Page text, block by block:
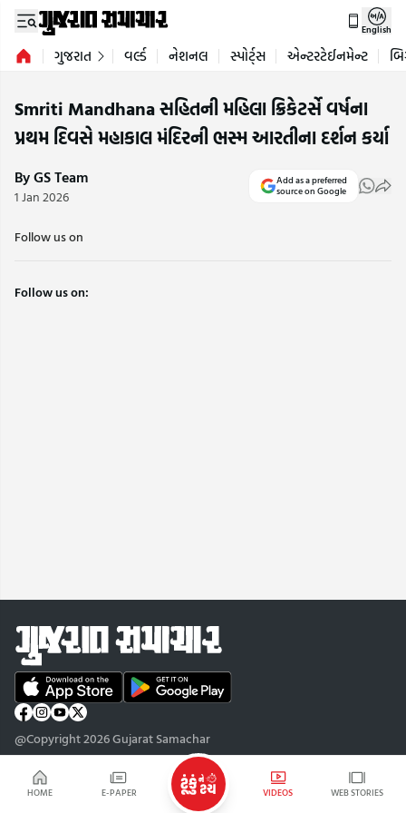
HOME E-PAPER VIDEOS WEB STORIES
English
ગુજરાત વર્લ્ડ નેશનલ સ્પોર્ટ્સ એન્ટરટેઈનમેન્ટ
Smriti Mandhana સહિતની મહિલા ક્રિકેટર્સે વર્ષના
પ્રથમ દિવસે મહાકાલ મંદિરની ભસ્મ આરતીના દર્શન કર્યા
By GS Team
1 Jan 2026
Add as a preferred
source on Google
Follow us on
Follow us on:
@Copyright 2026 Gujarat Samachar